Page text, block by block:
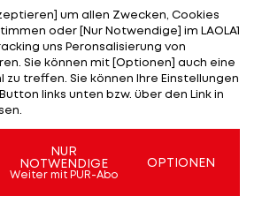
Venus, der Belgierin
der Schweizerin Martina Hingis
auf dem sechsten Rang. In der
sie hinter Victoria Azarenka,
und Maria Sharapova
vier.
Thema
um allen Zwecken, Cookies
oder [Nur Notwendige] im LAOLA1
uns Peronsalisierung von
Sie können mit [Optionen] auch eine
zu treffen. Sie können Ihre Einstellungen
links unten bzw. über den Link in
NUR
NOTWENDIGE
Weiter mit PUR-Abo
OPTIONEN